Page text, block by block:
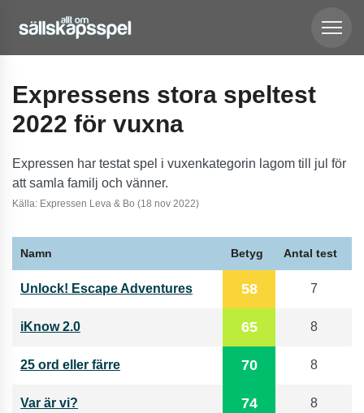
Expressens stora speltest
2022 för vuxna
Expressen har testat spel i vuxenkategorin lagom till jul för
att samla familj och vänner.
Källa: Expressen Leva & Bo (18 nov 2022)
Namn Betyg Antal test
Unlock! Escape Adventures 58 7
iKnow 2.0 65 8
25 ord eller färre 70 8
Var är vi? 74 8